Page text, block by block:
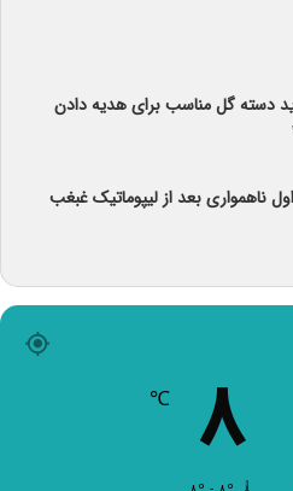
دسته گل مناسب برای هدیه دادن
ناهمواری بعد از لیپوماتیک غبغب
۸ ℃